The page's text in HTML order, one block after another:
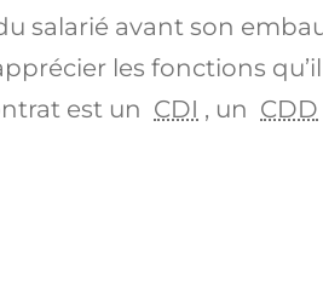
salarié avant son
les fonctions
est un CDI , un CDD